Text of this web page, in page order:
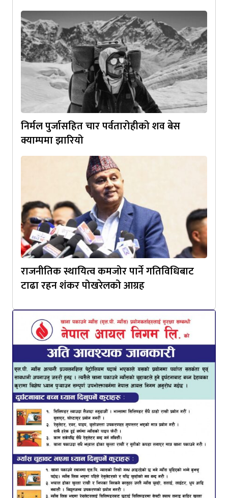
निर्मल पुर्जासहित चार पर्वतारोहीको शव बेस
क्याम्पमा झारियो
राजनीतिक स्थायित्व कमजोर पार्ने गतिविधिबाट
टाढा रहन शंकर पोखरेलको आग्रह